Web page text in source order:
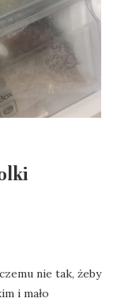
nie tak, żeby
i mało